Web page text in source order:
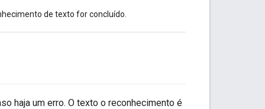
de texto for concluído.
haja um erro. O texto o reconhecimento é